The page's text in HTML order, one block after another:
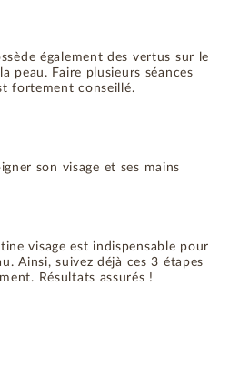
également des vertus sur le
peau. Faire plusieurs séances
fortement conseillé.
son visage et ses mains
visage est indispensable pour
Ainsi, suivez déjà ces 3 étapes
Résultats assurés !